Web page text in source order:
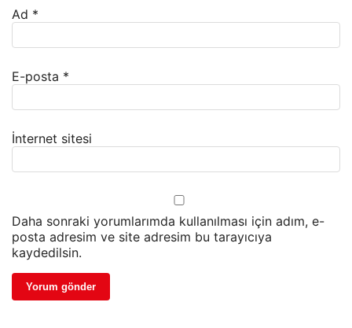
Ad *
E-posta *
İnternet sitesi
Daha sonraki yorumlarımda kullanılması için adım, e-
posta adresim ve site adresim bu tarayıcıya
kaydedilsin.